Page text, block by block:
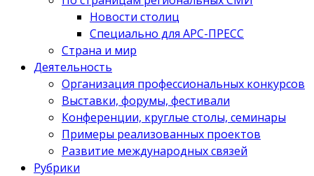
Новости столиц
Специально для АРС-ПРЕСС
Страна и мир
Деятельность
Организация профессиональных конкурсов
Выставки, форумы, фестивали
Конференции, круглые столы, семинары
Примеры реализованных проектов
Развитие международных связей
Рубрики